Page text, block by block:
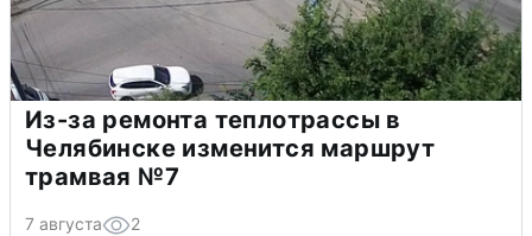
Из-за ремонта теплотрассы в
Челябинске изменится маршрут
трамвая №7
7 августа 2